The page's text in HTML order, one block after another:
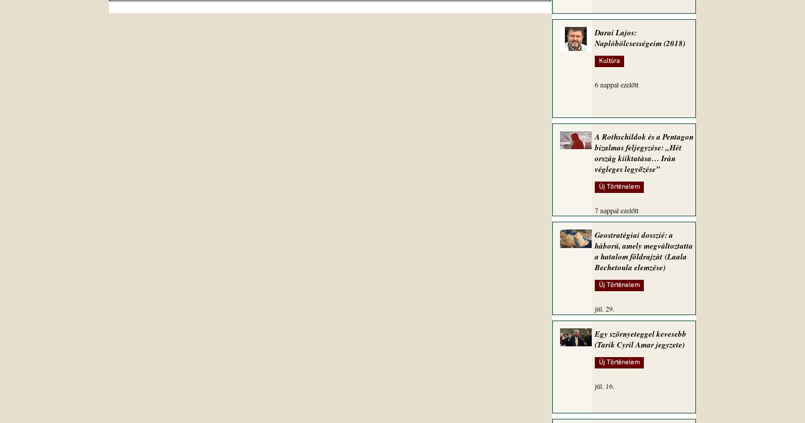
Darai Lajos:
Naplóbölcsességeim (2018)
Kultúra
6 nappal ezelőtt
A Rothschildok és a Pentagon
bizalmas feljegyzése: „Hét
ország kiiktatása… Irán
végleges legyőzése”
Új Történelem
7 nappal ezelőtt
Geostratégiai dosszié: a
háború, amely megváltoztatta
a hatalom földrajzát (Laala
Bechetoula elemzése)
Új Történelem
júl. 29.
Egy szörnyeteggel kevesebb
(Tarik Cyril Amar jegyzete)
Új Történelem
júl. 16.